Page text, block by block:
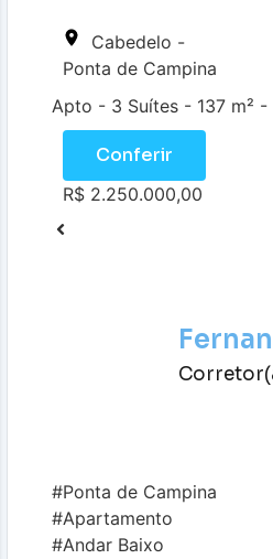
Cabedelo -
Ponta de Campina
Apto - 3 Suítes - 137 m² -
Conferir
R$ 2.250.000,00
#Ponta de Campina
#Apartamento
#Andar Baixo